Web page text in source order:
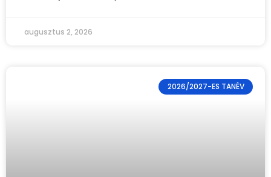
augusztus 2, 2026
2026/2027-ES TANÉV